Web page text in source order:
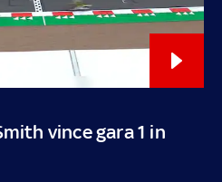
vince gara 1 in